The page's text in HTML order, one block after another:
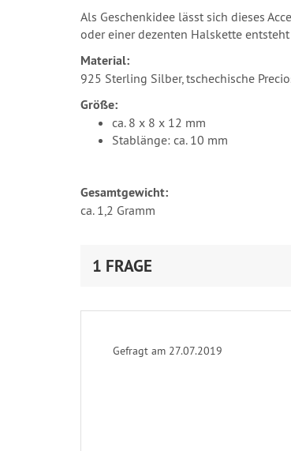
Als Geschenkidee lässt sich dieses
oder einer dezenten Halskette
Material:
925 Sterling Silber, tschechische
Größe:
ca. 8 x 8 x 12 mm
Stablänge: ca. 10 mm
Gesamtgewicht:
ca. 1,2 Gramm
1 FRAGE
Gefragt am 27.07.2019